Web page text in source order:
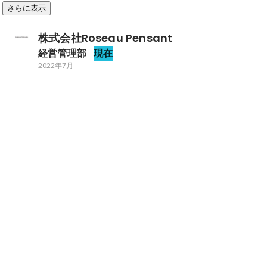
さらに表示
株式会社Roseau Pensant
経営管理部 現在
2022年7月 -